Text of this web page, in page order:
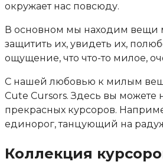
окружает нас повсюду.
В основном мы находим вещи
защитить их, увидеть их,
ощущение, что что-то милое,
С нашей любовью к милым
Cute Cursors. Здесь вы можете
прекрасных курсоров.
единорог, танцующий на
Коллекция